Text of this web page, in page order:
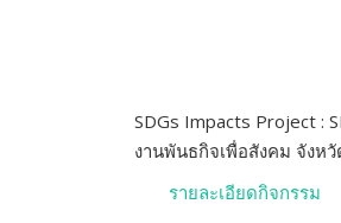
SDGs Impacts Project :
งานพันธกิจเพื่อสังคม จังห
รายละเอียดกิจกรรม